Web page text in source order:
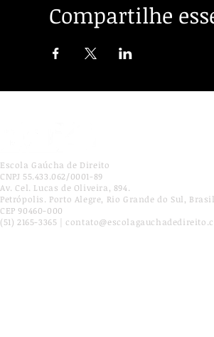
Compartilhe
Escola Gaúcha de Direito
CNPJ 55.433.062/0001-89
Av. Cel. Lucas de Oliveira, 894.
Petrópolis. Porto Alegre, Rio Grande do Sul, Brasil.
CEP 90460-000
(51) 2165-3365 |